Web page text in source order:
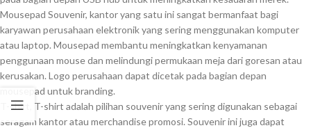
Mousepad Souvenir, kantor yang satu ini sangat bermanfaat bagi
karyawan perusahaan elektronik yang sering menggunakan komputer
atau laptop. Mousepad membantu meningkatkan kenyamanan
penggunaan mouse dan melindungi permukaan meja dari goresan atau
kerusakan. Logo perusahaan dapat dicetak pada bagian depan
mousepad untuk branding.
T-shirt, T-shirt adalah pilihan souvenir yang sering digunakan sebagai
seragam kantor atau merchandise promosi. Souvenir ini juga dapat